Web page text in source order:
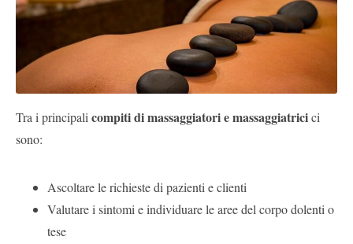
Tra i principali compiti di massaggiatori e massaggiatricici
sono:
Ascoltare le richieste di pazienti e clienti
Valutare i sintomi e individuare le aree del corpo dolenti o
tese